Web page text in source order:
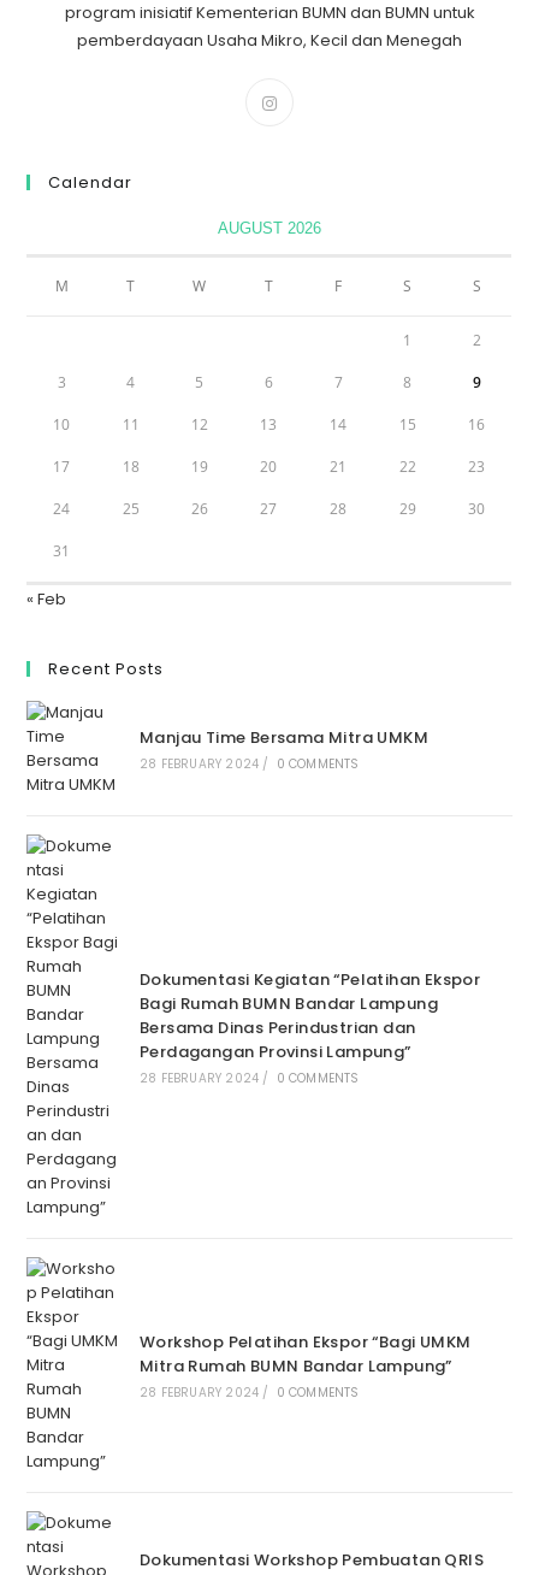
program inisiatif Kementerian BUMN dan BUMN untuk
pemberdayaan Usaha Mikro, Kecil dan Menegah
Calendar
AUGUST 2026
M T W T F S S
1 2
3 4 5 6 7 8 9
10 11 12 13 14 15 16
17 18 19 20 21 22 23
24 25 26 27 28 29 30
31
« Feb
Recent Posts
Manjau Time Bersama Mitra UMKM
28 FEBRUARY 2024 / 0 COMMENTS
Dokumentasi Kegiatan “Pelatihan Ekspor
Bagi Rumah BUMN Bandar Lampung
Bersama Dinas Perindustrian dan
Perdagangan Provinsi Lampung”
28 FEBRUARY 2024 / 0 COMMENTS
Workshop Pelatihan Ekspor “Bagi UMKM
Mitra Rumah BUMN Bandar Lampung”
28 FEBRUARY 2024 / 0 COMMENTS
Dokumentasi Workshop Pembuatan QRIS